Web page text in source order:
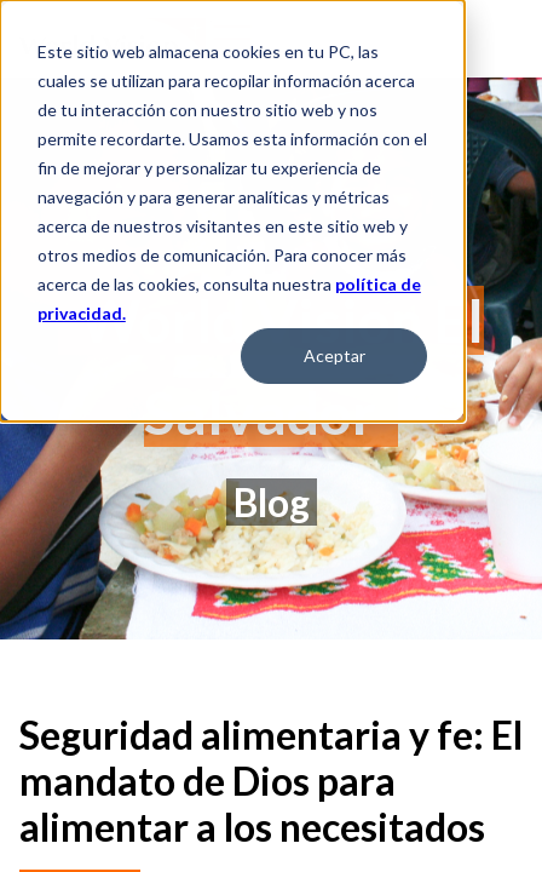
Este sitio web almacena cookies en tu PC, las
cuales se utilizan para recopilar información acerca
de tu interacción con nuestro sitio web y nos
permite recordarte. Usamos esta información con el
fin de mejorar y personalizar tu experiencia de
navegación y para generar analíticas y métricas
acerca de nuestros visitantes en este sitio web y
otros medios de comunicación. Para conocer más
acerca de las cookies, consulta nuestra política de
privacidad.
Aceptar
World Vision El
Salvador
Blog
Seguridad alimentaria y fe: El
mandato de Dios para
alimentar a los necesitados